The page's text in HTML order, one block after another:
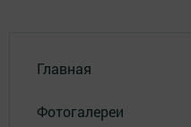
Главная
Фотогалереи